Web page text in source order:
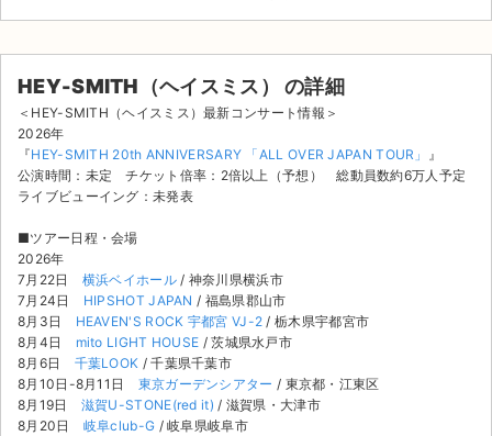
スポーツ
ご利用ガイド
ご利用ガイド
手数料・お支払い方法
AIに質問する
よくある質問
お知らせ
HEY-SMITH（ヘイスミス） の詳細
＜HEY-SMITH（ヘイスミス）最新コンサート情報＞
2026年
『HEY-SMITH 20th ANNIVERSARY 「ALL OVER JAPAN TOUR」 』
公演時間：未定 チケット倍率：2倍以上（予想） 総動員数約6万人予定
ライブビューイング：未発表
■ツアー日程・会場
2026年
7月22日 横浜ベイホール/ 神奈川県横浜市
7月24日 HIPSHOT JAPAN / 福島県郡山市
8月3日 HEAVEN'S ROCK 宇都宮 VJ-2 / 栃木県宇都宮市
8月4日 mito LIGHT HOUSE / 茨城県水戸市
8月6日 千葉LOOK / 千葉県千葉市
8月10日-8月11日 東京ガーデンシアター / 東京都・江東区
8月19日 滋賀U-STONE(red it) / 滋賀県・大津市
8月20日 岐阜club-G / 岐阜県岐阜市